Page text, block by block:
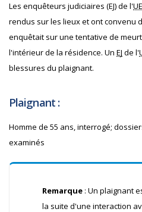
Les enquêteurs judiciaires (EJ) de l'
rendus sur les lieux et ont convenu
enquêtait sur une tentative de
l'intérieur de la résidence. Un EJ de l'
blessures du plaignant.
Plaignant :
Homme de 55 ans, interrogé;
examinés
Remarque : Un plaignant
la suite d'une interaction